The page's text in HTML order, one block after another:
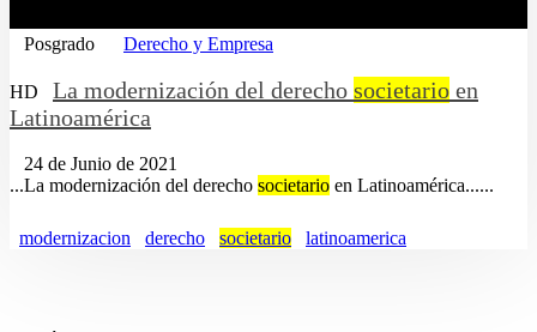
Posgrado Derecho y Empresa
HD La modernización del derecho societario en
Latinoamérica
24 de Junio de 2021
...La modernización del derecho societario en Latinoamérica......
modernizacion derecho societario latinoamerica